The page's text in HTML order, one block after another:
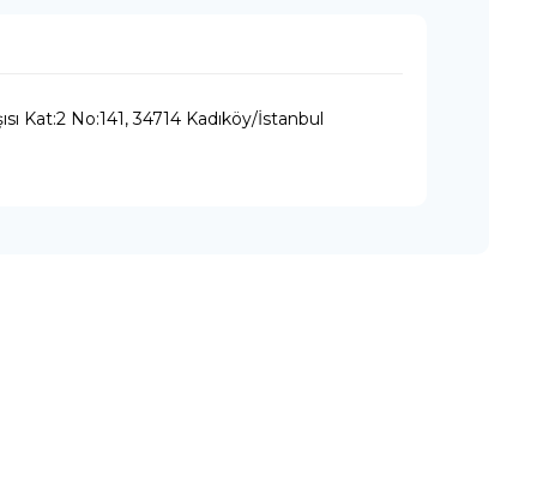
Kat:2 No:141, 34714 Kadıköy/İstanbul